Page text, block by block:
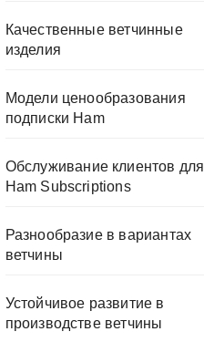
Качественные ветчинные
изделия
Модели ценообразования
подписки Ham
Обслуживание клиентов для
Ham Subscriptions
Разнообразие в вариантах
ветчины
Устойчивое развитие в
производстве ветчины